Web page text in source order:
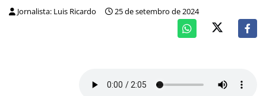
Jornalista: Luis Ricardo 25 de setembro de 2024